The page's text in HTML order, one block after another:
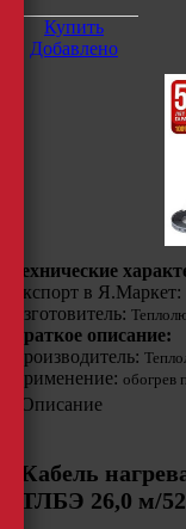
Купить
Добавлено
Технические
Экспорт в Я.Маркет:
Изготовитель:
Краткое описание:
Производитель:
Применение: обогрев
Описание
Кабель
ТЛБЭ 26,0 м/